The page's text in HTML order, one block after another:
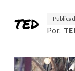
Por: